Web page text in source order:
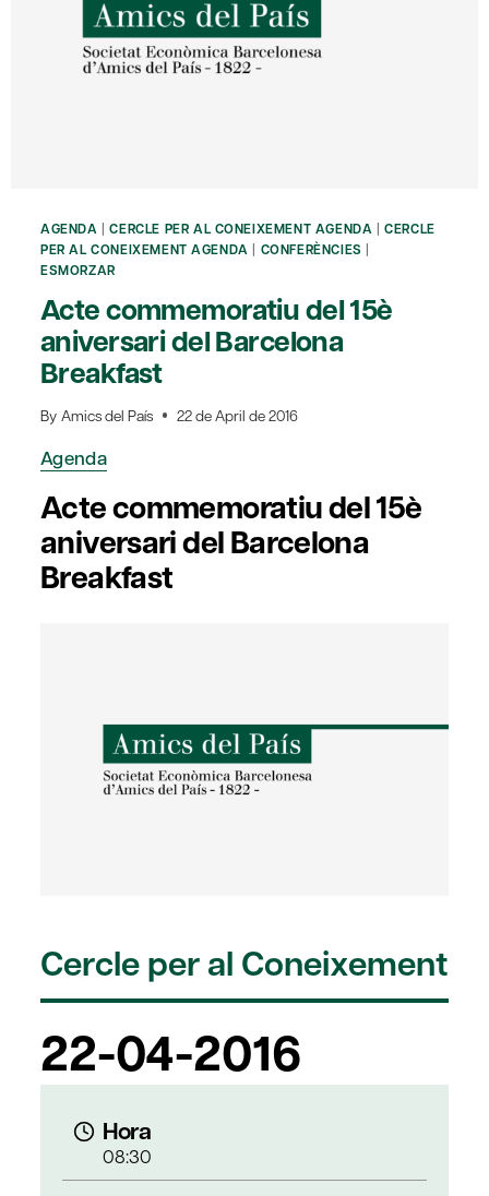
AGENDA |CERCLE PER AL CONEIXEMENT AGENDA |CERCLE
PER AL CONEIXEMENT AGENDA | CONFERÈNCIES |
ESMORZAR
Acte commemoratiu del 15è
aniversari del Barcelona
Breakfast
By Amics del País 22 de April de 2016
Agenda
Acte commemoratiu del 15è
aniversari del Barcelona
Breakfast
Cercle per al Coneixement
22-04-2016
Hora
08:30